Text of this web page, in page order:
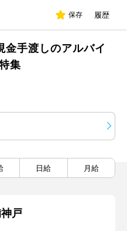
保存 履歴
金手渡しのアルバイ
集
日給 月給
戸